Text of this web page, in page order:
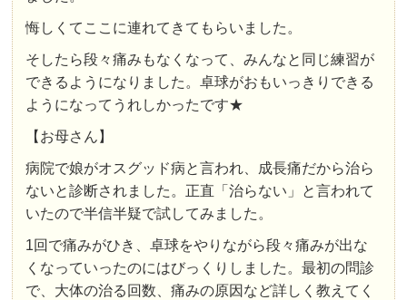
悔しくてここに連れてきてもらいました。
そしたら段々痛みもなくなって、みんなと同じ練習が
できるようになりました。卓球がおもいっきりできる
ようになってうれしかったです★
【お母さん】
病院で娘がオスグッド病と言われ、成長痛だから治ら
ないと診断されました。正直「治らない」と言われて
いたので半信半疑で試してみました。
1回で痛みがひき、卓球をやりながら段々痛みが出な
くなっていったのにはびっくりしました。最初の問診
で、大体の治る回数、痛みの原因など詳しく教えてく